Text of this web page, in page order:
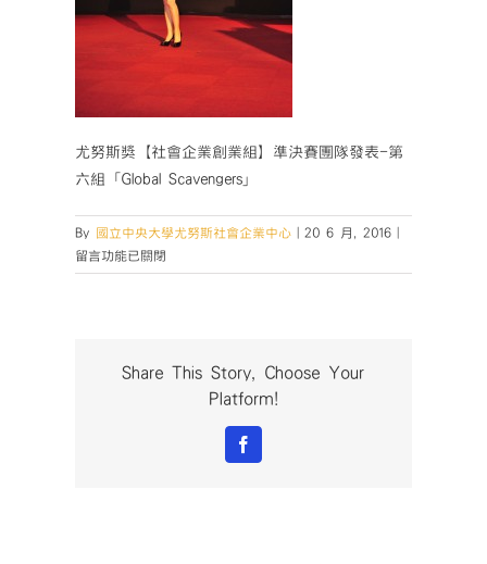
尤努斯獎【社會企業創業組】準決賽團隊發表-第
六組「Global Scavengers」
By 國立中央大學尤努斯社會企業中心 20 6 月, 2016
尤
留言功能已關閉
Share This Story, Choose Your
Platform!
Facebook